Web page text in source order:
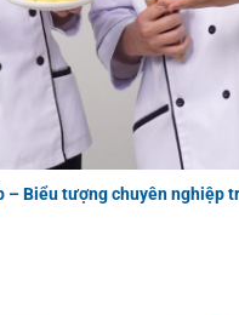
– Biểu tượng chuyên nghiệp